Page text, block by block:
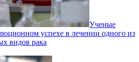
Ученые
успехе в лечении одного из
видов рака